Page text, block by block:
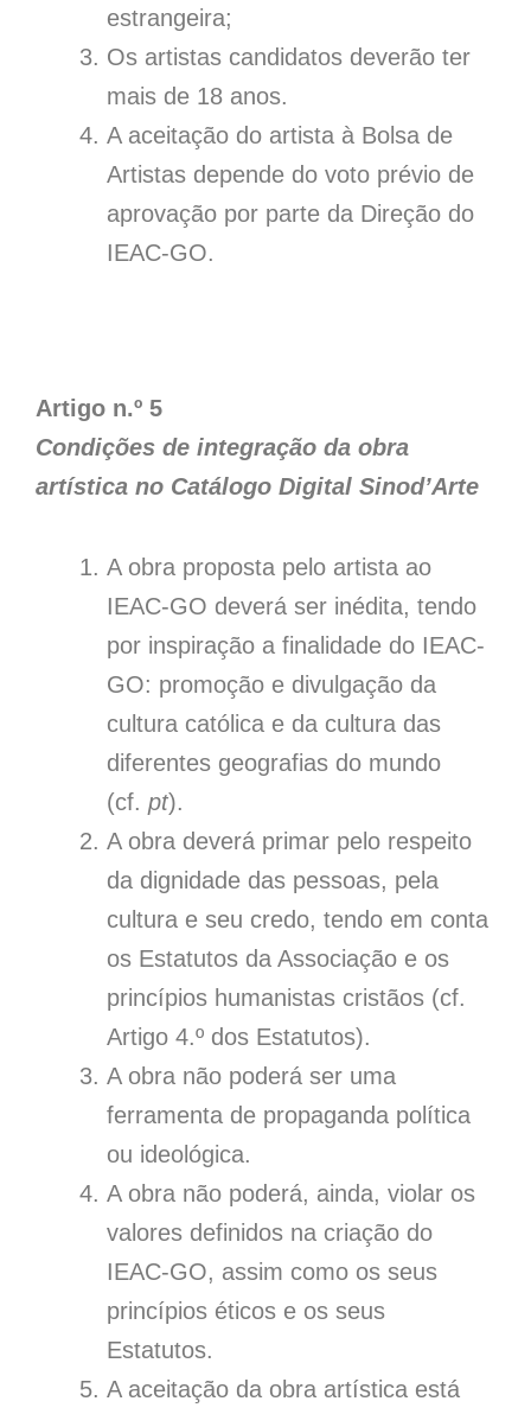
estrangeira;
Os artistas candidatos deverão ter
mais de 18 anos.
A aceitação do artista à Bolsa de
Artistas depende do voto prévio de
aprovação por parte da Direção do
IEAC-GO.
Artigo n.º 5
Condições de integração da obra
artística no Catálogo Digital Sinod’Arte
A obra proposta pelo artista ao
IEAC-GO deverá ser inédita, tendo
por inspiração a finalidade do IEAC-
GO: promoção e divulgação da
cultura católica e da cultura das
diferentes geografias do mundo
(cf. pt).
A obra deverá primar pelo respeito
da dignidade das pessoas, pela
cultura e seu credo, tendo em conta
os Estatutos da Associação e os
princípios humanistas cristãos (cf.
Artigo 4.º dos Estatutos).
A obra não poderá ser uma
ferramenta de propaganda política
ou ideológica.
A obra não poderá, ainda, violar os
valores definidos na criação do
IEAC-GO, assim como os seus
princípios éticos e os seus
Estatutos.
A aceitação da obra artística está